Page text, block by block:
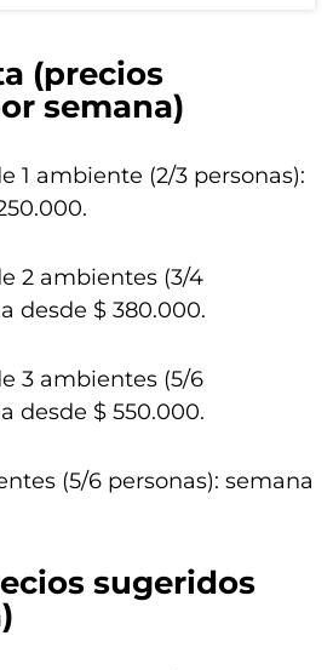
(precios
semana)
1 ambiente (2/3 personas):
2 ambientes (3/4
desde $ 380.000.
3 ambientes (5/6
desde $ 550.000.
(5/6 personas): semana
sugeridos